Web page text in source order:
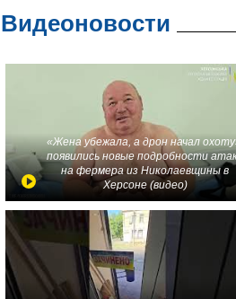
Видеоновости
«Жена убежала, а дрон начал
появились новые подробности
на фермера из Николаевщины в
Херсоне (видео)